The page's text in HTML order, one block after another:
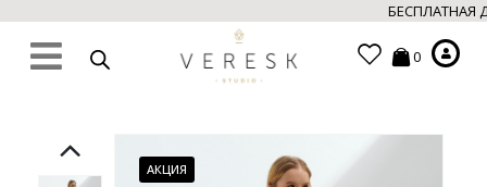
БЕСПЛАТНАЯ
0
АКЦИЯ